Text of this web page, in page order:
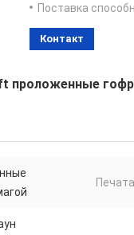
Поставка
Контакт
проложенные